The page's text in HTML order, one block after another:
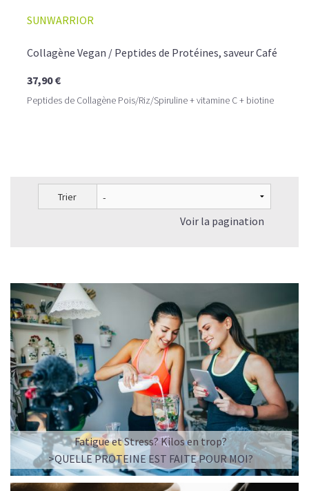
SUNWARRIOR
Collagène Vegan / Peptides de Protéines, saveur Café
37,90 €
Peptides de Collagène Pois/Riz/Spiruline + vitamine C + biotine
Trier
Voir la pagination
Fatigue et Stress? Kilos en trop?
>QUELLE PROTEINE EST FAITE POUR MOI?